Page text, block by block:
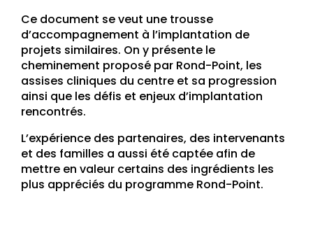
Ce document se veut une trousse
d’accompagnement à l’implantation de
projets similaires. On y présente le
cheminement proposé par Rond-Point, les
assises cliniques du centre et sa progression
ainsi que les défis et enjeux d’implantation
rencontrés.
L’expérience des partenaires, des intervenants
et des familles a aussi été captée afin de
mettre en valeur certains des ingrédients les
plus appréciés du programme Rond-Point.